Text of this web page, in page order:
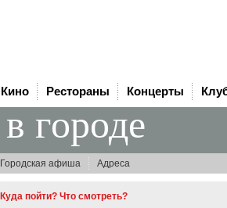
Кино Рестораны Концерты
в городе
Городская афиша Адреса
Куда пойти? Что смотреть?